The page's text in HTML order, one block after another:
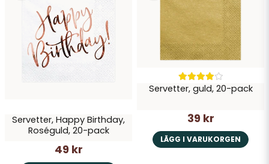
Servetter, Happy Birthday,
Roséguld, 20-pack
49 kr
Servetter, guld, 20-pack
39 kr
LÄGG I VARUKORGEN